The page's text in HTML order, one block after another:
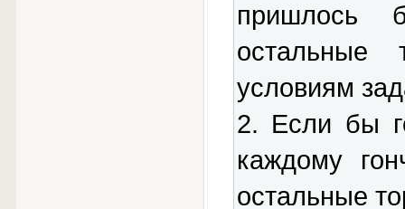
пришлось
остальные
условиям
2. Если бы
каждому
остальные